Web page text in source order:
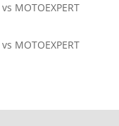
MOTOEXPERT
MOTOEXPERT